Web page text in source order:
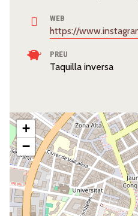
WEB
https://
PREU
Taquilla inversa
+
−